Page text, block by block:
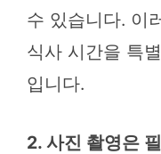
수 있습니다. 이
식사 시간을 특
입니다.
2. 사진 촬영은